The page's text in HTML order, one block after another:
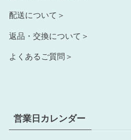
配送について＞
返品・交換について＞
よくあるご質問＞
営業日カレンダー